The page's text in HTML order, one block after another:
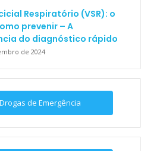
Respiratório (VSR): o
prevenir – A
do diagnóstico rápido
de 2024
de Emergência